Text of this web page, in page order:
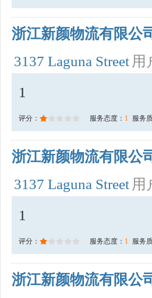
浙江新颜物流有限公
3137 Laguna Street 用
1
评分： 服务态度： 1 服务
浙江新颜物流有限公
3137 Laguna Street 用
1
评分： 服务态度： 1 服务
浙江新颜物流有限公